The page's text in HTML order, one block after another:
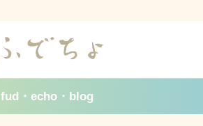
fud・echo・blog